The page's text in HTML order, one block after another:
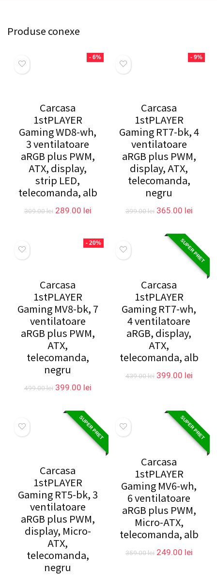
Produse conexe
- 6%
Carcasa
1stPLAYER
Gaming WD8-wh,
3 ventilatoare
aRGB plus PWM,
ATX, display,
strip LED,
telecomanda, alb
309.00lei Prețul
309.00 lei.
289.00 leiPrețul
289.00 lei.
- 9%
Carcasa
1stPLAYER
Gaming RT7-bk, 4
ventilatoare
aRGB plus PWM,
display, ATX,
telecomanda,
negru
399.00lei Prețul
fost:
399.00 lei.
365.00 leiPrețul
- 20%
Carcasa
1stPLAYER
Gaming MV8-bk, 7
ventilatoare
aRGB plus PWM,
ATX,
telecomanda,
negru
499.00lei Prețul
fost:
499.00 lei.
399.00 leiPrețul
399.00 lei.
SUPER PRET
Carcasa
1stPLAYER
Gaming RT7-wh,
4 ventilatoare
aRGB, display,
ATX,
telecomanda, alb
439.00lei Prețul
439.00 lei.
399.00 leiPrețul
SUPER PRET
Carcasa
1stPLAYER
Gaming RT5-bk, 3
ventilatoare
aRGB plus PWM,
display, Micro-
ATX,
telecomanda,
negru
SUPER PRET
Carcasa
1stPLAYER
Gaming MV6-wh,
6 ventilatoare
aRGB plus PWM,
Micro-ATX,
telecomanda, alb
359.00lei Prețul
249.00 leiPrețul